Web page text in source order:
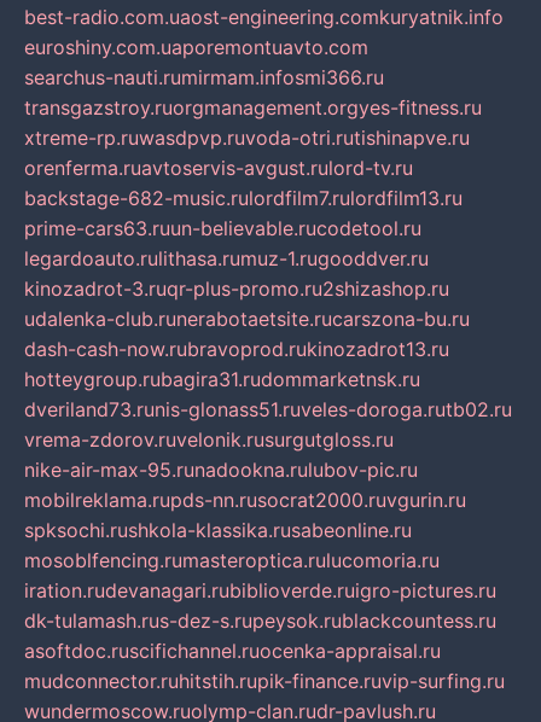
best-radio.com.uaost-engineering.comkuryatnik.info
euroshiny.com.uaporemontuavto.com
searchus-nauti.rumirmam.infosmi366.ru
transgazstroy.ruorgmanagement.orgyes-fitness.ru
xtreme-rp.ruwasdpvp.ruvoda-otri.rutishinapve.ru
orenferma.ruavtoservis-avgust.rulord-tv.ru
backstage-682-music.rulordfilm7.rulordfilm13.ru
prime-cars63.ruun-believable.rucodetool.ru
legardoauto.rulithasa.rumuz-1.rugooddver.ru
kinozadrot-3.ruqr-plus-promo.ru2shizashop.ru
udalenka-club.runerabotaetsite.rucarszona-bu.ru
dash-cash-now.rubravoprod.rukinozadrot13.ru
hotteygroup.rubagira31.rudommarketnsk.ru
dveriland73.runis-glonass51.ruveles-doroga.rutb02.ru
vrema-zdorov.ruvelonik.rusurgutgloss.ru
nike-air-max-95.runadookna.rulubov-pic.ru
mobilreklama.rupds-nn.rusocrat2000.ruvgurin.ru
spksochi.rushkola-klassika.rusabeonline.ru
mosoblfencing.rumasteroptica.rulucomoria.ru
iration.rudevanagari.rubiblioverde.ruigro-pictures.ru
dk-tulamash.rus-dez-s.rupeysok.rublackcountess.ru
asoftdoc.ruscifichannel.ruocenka-appraisal.ru
mudconnector.ruhitstih.rupik-finance.ruvip-surfing.ru
wundermoscow.ruolymp-clan.rudr-pavlush.ru